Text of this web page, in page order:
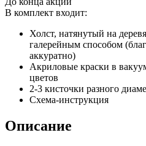
В комплект входит:
Холст, натянутый на
галерейным способом
аккуратно)
Акриловые краски в
цветов
2-3 кисточки разного
Схема-инструкция
Описание